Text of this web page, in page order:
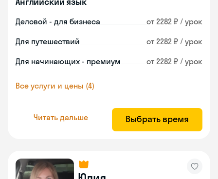
Деловой - для бизнеса от 2282 ₽ / урок
Для путешествий от 2282 ₽ / урок
Для начинающих - премиум от 2282 ₽ / урок
Все услуги и цены (4)
Читать дальше Выбрать время